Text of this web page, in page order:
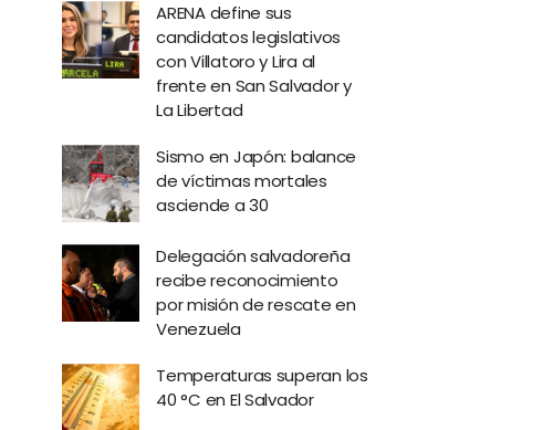
ARENA define sus
candidatos legislativos
con Villatoro y Lira al
frente en San Salvador y
La Libertad
Sismo en Japón: balance
de víctimas mortales
asciende a 30
Delegación salvadoreña
recibe reconocimiento
por misión de rescate en
Venezuela
Temperaturas superan los
40 °C en El Salvador